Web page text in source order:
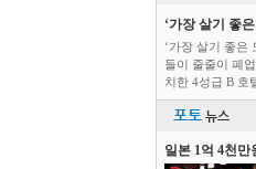
‘가장 살기 좋
‘가장 살기 좋은
들이 줄줄이 폐
치한 4성급 B 호
포토 뉴스
일본 1억 4천만